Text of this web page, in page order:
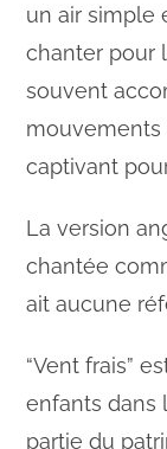
un air simple
chanter pour
souvent
mouvements
captivant
La version
chantée
ait aucune
“Vent frais”
enfants dans
partie du